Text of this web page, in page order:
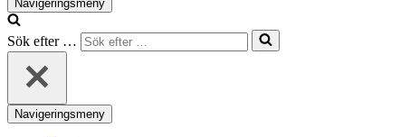
Navigeringsmeny
Sök efter …
Navigeringsmeny